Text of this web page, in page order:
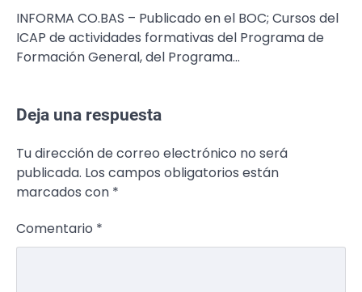
INFORMA CO.BAS – Publicado en el BOC; Cursos del
ICAP de actividades formativas del Programa de
Formación General, del Programa…
Deja una respuesta
Tu dirección de correo electrónico no será
publicada. Los campos obligatorios están
marcados con *
Comentario *